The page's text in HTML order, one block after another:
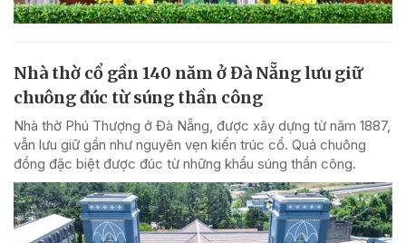
Nhà thờ cổ gần 140 năm ở Đà Nẵng lưu giữ
chuông đúc từ súng thần công
Nhà thờ Phú Thượng ở Đà Nẵng, được xây dựng từ năm 1887,
vẫn lưu giữ gần như nguyên vẹn kiến trúc cổ. Quả chuông
đồng đặc biệt được đúc từ những khẩu súng thần công.